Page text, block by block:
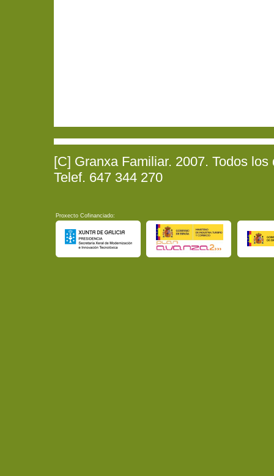
[C] Granxa Familiar. 2007. Todos
Telef. 647 344 270
Proxecto Cofinanciado: